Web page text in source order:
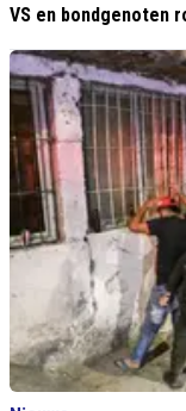
VS en bondgenoten